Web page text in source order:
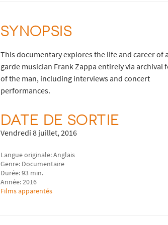
SYNOPSIS
This documentary explores the life and career of
garde musician Frank Zappa entirely via archival
of the man, including interviews and concert
performances.
DATE DE SORTIE
Vendredi 8 juillet, 2016
Langue originale: Anglais
Genre: Documentaire
Durée: 93 min.
Année: 2016
Films apparentés